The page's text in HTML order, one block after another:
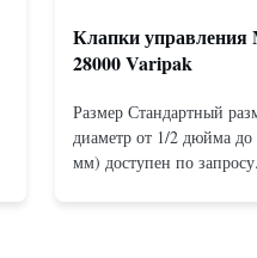
Клапки управления
28000 Varipak
Размер Стандартный
диаметр от 1/2 дюйма
мм) доступен по